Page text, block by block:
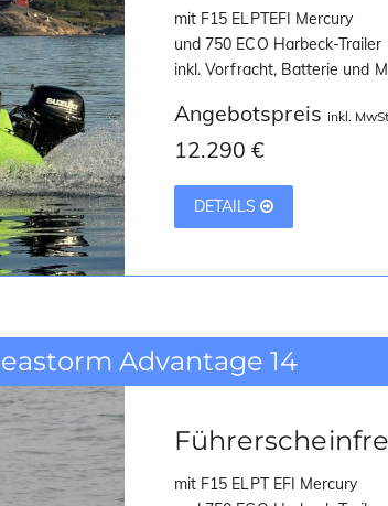
mit F15 ELPTEFI Mercury
und 750 ECO Harbeck-Trailer
inkl. Vorfracht, Batterie und
Angebotspreis inkl.
12.290 €
DETAILS
Advantage 14
mit F15 ELPT EFI Mercury